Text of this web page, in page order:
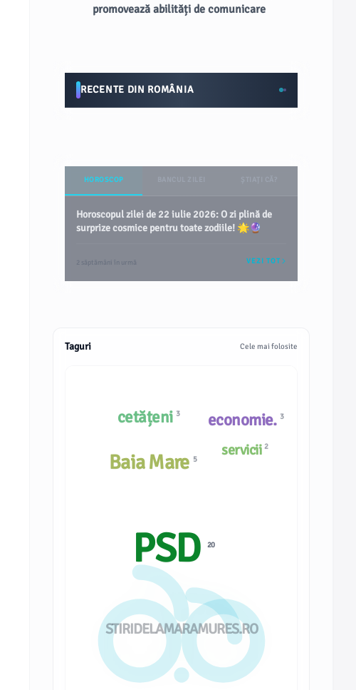
promovează abilități de comunicare
RECENTE DIN ROMÂNIA
HOROSCOP
Horoscopul zilei de 22 iulie 2026: O zi plină de
surprize cosmice pentru toate zodiile! 🌟🔮
2 săptămâni în urmă VEZI TOT
Taguri Cele mai folosite
STIRIDELAMARAMURES.RO
Baia Mare 5
servicii 2
cetățeni 3 economie. 3
PSD20